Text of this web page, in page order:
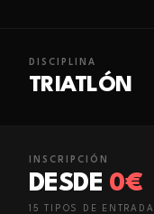
DISCIPLINA
TRIATLÓN
INSCRIPCIÓN
DESDE 0€
15 TIPO S DE ENTRADA